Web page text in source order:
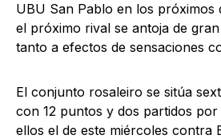
UBU San Pablo en los próximos
el próximo rival se antoja de
tanto a efectos de sensaciones
El conjunto rosaleiro se sitúa
con 12 puntos y dos partidos
ellos el de este miércoles contra